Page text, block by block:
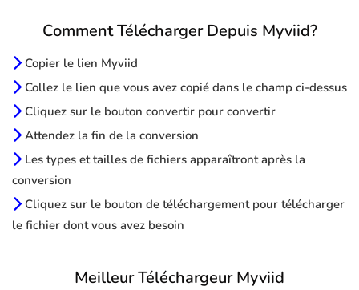
Comment Télécharger Depuis Myviid?
Copier le lien Myviid
Collez le lien que vous avez copié dans le champ ci-dessus
Cliquez sur le bouton convertir pour convertir
Attendez la fin de la conversion
Les types et tailles de fichiers apparaîtront après la
conversion
Cliquez sur le bouton de téléchargement pour télécharger
le fichier dont vous avez besoin
Meilleur Téléchargeur Myviid